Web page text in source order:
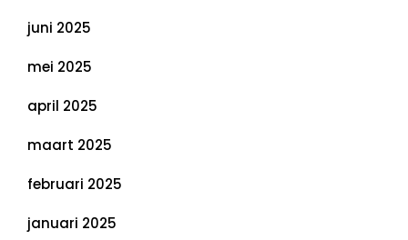
juni 2025
mei 2025
april 2025
maart 2025
februari 2025
januari 2025